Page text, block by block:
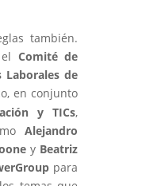
también.
Comité de
Laborales de
, en conjunto
y TICs,
Alejandro
y Beatriz
para